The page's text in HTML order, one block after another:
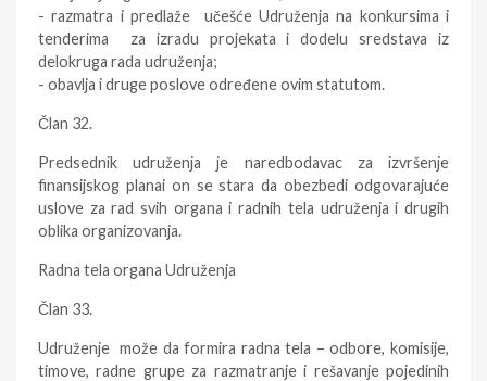
- razmatra i predlaže učešće Udruženja na konkursima i
tenderima za izradu projekata i dodelu sredstava iz
delokruga rada udruženja;
- obavlja i druge poslove određene ovim statutom.
Član 32.
Predsednik udruženja je naredbodavac za izvršenje
finansijskog planai on se stara da obezbedi odgovarajuće
uslove za rad svih organa i radnih tela udruženja i drugih
oblika organizovanja.
Radna tela organa Udruženja
Član 33.
Udruženje može da formira radna tela – odbore, komisije,
timove, radne grupe za razmatranje i rešavanje pojedinih